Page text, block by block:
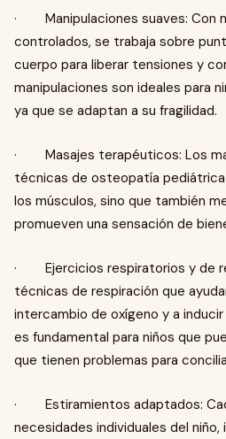
· Manipulaciones suaves: Con
controlados, se trabaja sobre
cuerpo para liberar tensiones y
manipulaciones son ideales para
ya que se adaptan a su fragilidad.
· Masajes terapéuticos: Los
técnicas de osteopatía pediátrica
los músculos, sino que también
promueven una sensación de
· Ejercicios respiratorios y de
técnicas de respiración que
intercambio de oxígeno y a
es fundamental para niños que
que tienen problemas para
· Estiramientos adaptados:
necesidades individuales del niño,